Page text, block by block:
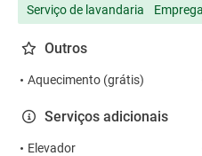
Serviço de lavandaria
Outros
Aquecimento (grátis)
Serviços adicionais
Elevador